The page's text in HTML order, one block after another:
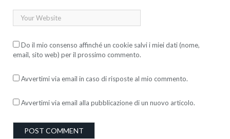
Do il mio consenso affinché un cookie salvi i miei dati (nome,
email, sito web) per il prossimo commento.
Avvertimi via email in caso di risposte al mio commento.
Avvertimi via email alla pubblicazione di un nuovo articolo.